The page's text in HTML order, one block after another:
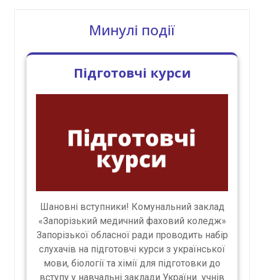
Минулі події
Підготовчі курси
Шановні вступники! Комунальний заклад
«Запорізький медичний фаховий коледж»
Запорізької обласної ради проводить набір
слухачів на підготовчі курси з української
мови, біології та хімії для підготовки до
вступу у навчальні заклади України учнів